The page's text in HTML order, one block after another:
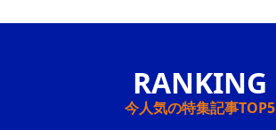
今人気の特集記事TOP5